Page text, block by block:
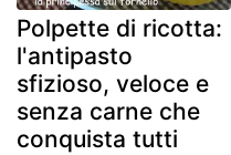
Polpette di ricotta:
l'antipasto
sfizioso, veloce e
senza carne che
conquista tutti